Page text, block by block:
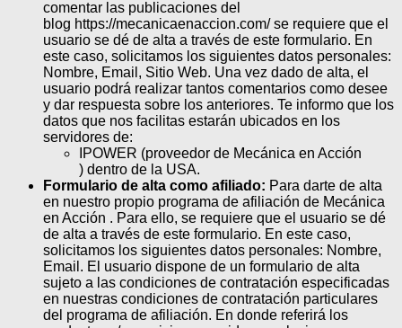
comentar las publicaciones del
blog https://mecanicaenaccion.com/ se requiere que el
usuario se dé de alta a través de este formulario. En
este caso, solicitamos los siguientes datos personales:
Nombre, Email, Sitio Web. Una vez dado de alta, el
usuario podrá realizar tantos comentarios como desee
y dar respuesta sobre los anteriores. Te informo que los
datos que nos facilitas estarán ubicados en los
servidores de:
IPOWER (proveedor de Mecánica en Acción
) dentro de la USA.
Formulario de alta como afiliado: Para darte de alta
en nuestro propio programa de afiliación de Mecánica
en Acción . Para ello, se requiere que el usuario se dé
de alta a través de este formulario. En este caso,
solicitamos los siguientes datos personales: Nombre,
Email. El usuario dispone de un formulario de alta
sujeto a las condiciones de contratación especificadas
en nuestras condiciones de contratación particulares
del programa de afiliación. En donde referirá los